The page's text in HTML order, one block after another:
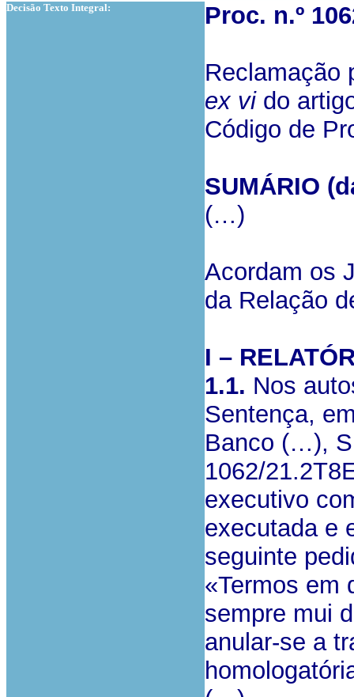
Decisão Texto Integral: Proc. n.º
Reclamação
ex vido
Código de
SUMÁRIO
(…)
Acordam os
da Relação
I –
1.1. Nos
Sentença,
Banco (…),
1062/
executivo
executada e
seguinte
«Termos em
sempre mui
anular-se a